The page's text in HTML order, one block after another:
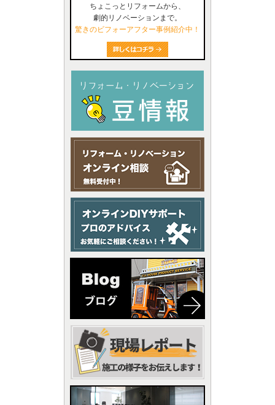
ちょこっとリフォームから、
劇的リノベーションまで。
驚きのビフォーアフター事例紹介中！